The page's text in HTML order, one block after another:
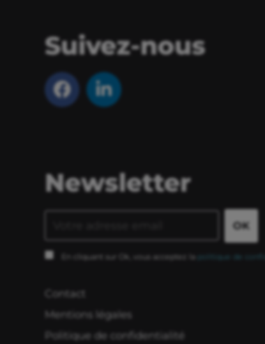
Suivez-nous
Newsletter
En cliquant sur Ok, vous acceptez la politique de
Contact
Mentions légales
Politique de confidentialité